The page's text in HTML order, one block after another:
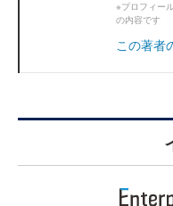
※プロフィー
の内容です
この著者